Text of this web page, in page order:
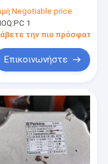
Negotiable price
PC 1
την πιο πρόσφατη
Επικοινωνήστε